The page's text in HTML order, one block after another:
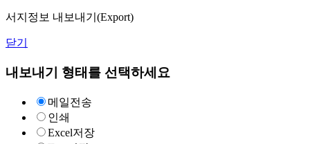
서지정보 내보내기(Export)
닫기
내보내기 형태를 선택하세요
메일전송
인쇄
Excel저장